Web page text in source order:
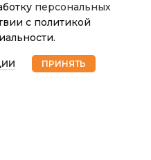
ИП Хрипунов Сергей
персональных
с политикой
ПРИНЯТЬ
наличии
Корзина Мой аккаунт